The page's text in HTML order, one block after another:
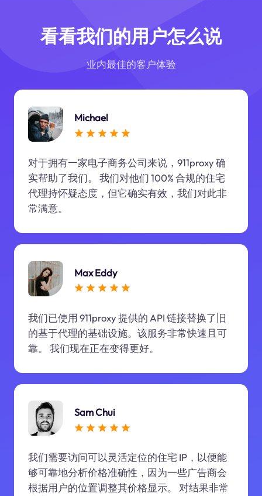
看看我们的用户怎么说
业内最佳的客户体验
Michael
对于拥有一家电子商务公司来说，911proxy 确
实帮助了我们。 我们对他们 100% 合规的住宅
代理持怀疑态度，但它确实有效，我们对此非
常满意。
Max Eddy
我们已使用 911proxy 提供的 API 链接替换了旧
的基于代理的基础设施。该服务非常快速且可
靠。 我们现在正在变得更好。
Sam Chui
我们需要访问可以灵活定位的住宅 IP，以便能
够可靠地分析价格准确性，因为一些广告商会
根据用户的位置调整其价格显示。 对结果非常